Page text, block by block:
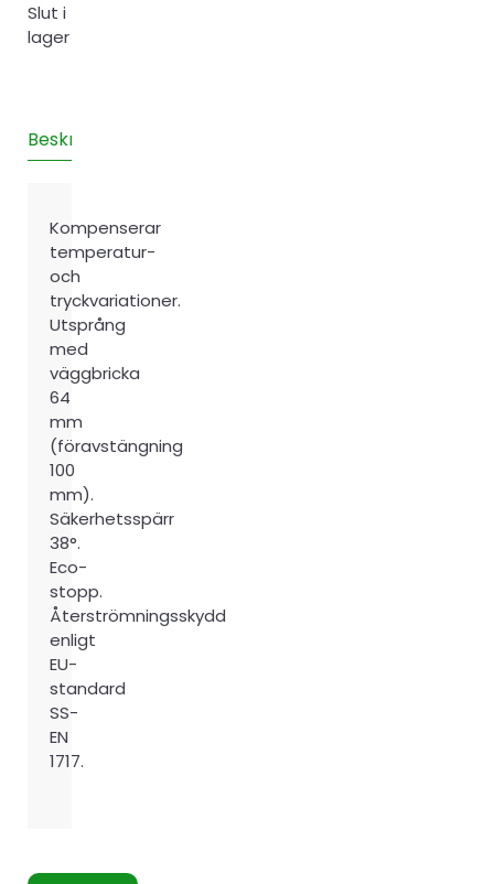
Slut i
lager
Beskrivning
Kompenserar
temperatur-
och
tryckvariationer.
Utsprång
med
väggbricka
64
mm
(föravstängning
100
mm).
Säkerhetsspärr
38°.
Eco-
stopp.
Återströmningsskydd
enligt
EU-
standard
SS-
EN
1717.